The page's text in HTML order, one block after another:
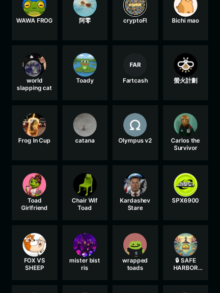
WAWA FROG 阿零 cryptoFI Bichi mao
world
slapping cat
Toady
FAR
Fartcash 螢火計劃
Frog In Cup catana Olympus v2
Carlos the
Survivor
Toad
Girlfriend
Chair Wif
Toad
Kardashev
Stare
SPX6900
FOX VS
SHEEP
mister bist
ris
wrapped
toads
🔒 SAFE
HARBOR